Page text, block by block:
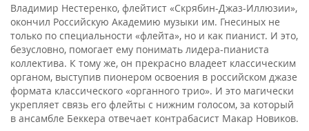
Владимир Нестеренко, флейтист «Скрябин-Джаз-Иллюзии»,
окончил Российскую Академию музыки им. Гнесиных не
только по специальности «флейта», но и как пианист. И это,
безусловно, помогает ему понимать лидера-пианиста
коллектива. К тому же, он прекрасно владеет классическим
органом, выступив пионером освоения в российском джазе
формата классического «органного трио». И это магически
укрепляет связь его флейты с нижним голосом, за который
в ансамбле Беккера отвечает контрабасист Макар Новиков.